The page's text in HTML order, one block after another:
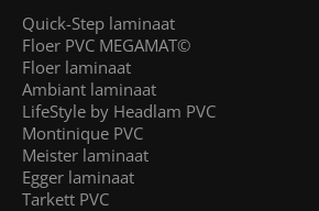
Quick-Step laminaat
Floer PVC MEGAMAT©
Floer laminaat
Ambiant laminaat
LifeStyle by Headlam PVC
Montinique PVC
Meister laminaat
Egger laminaat
Tarkett PVC